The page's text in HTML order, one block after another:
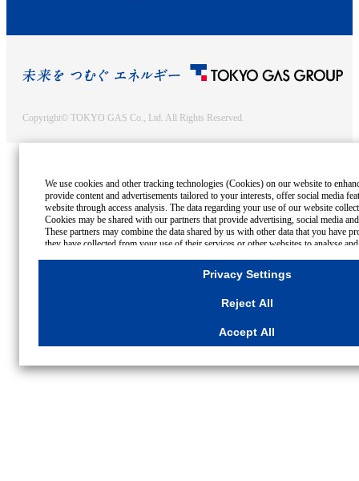
Copyright© TOKYO GAS Co., Ltd. All Rights Reserved.
We use cookies and other tracking technologies (Cookies) on our website to
provide content and advertisements tailored to your interests, offer social media
website through access analysis. The data regarding your use of our website
Cookies may be shared with our partners that provide advertising, social media
These partners may combine the data shared by us with other data that you have
they have collected from your use of their services or other websites to analyse
all Cookies except for Strictly Necessary Cookies, please click "Reject All". If you
Cookies, please click "Accept All". To select your preferences for each purpose,
button on this banner or through your browser's "Settings".
Privacy Settings
Reject All
Accept All